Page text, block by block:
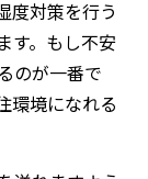
度対策を行う
す。もし不安
のが一番で
環境になれる